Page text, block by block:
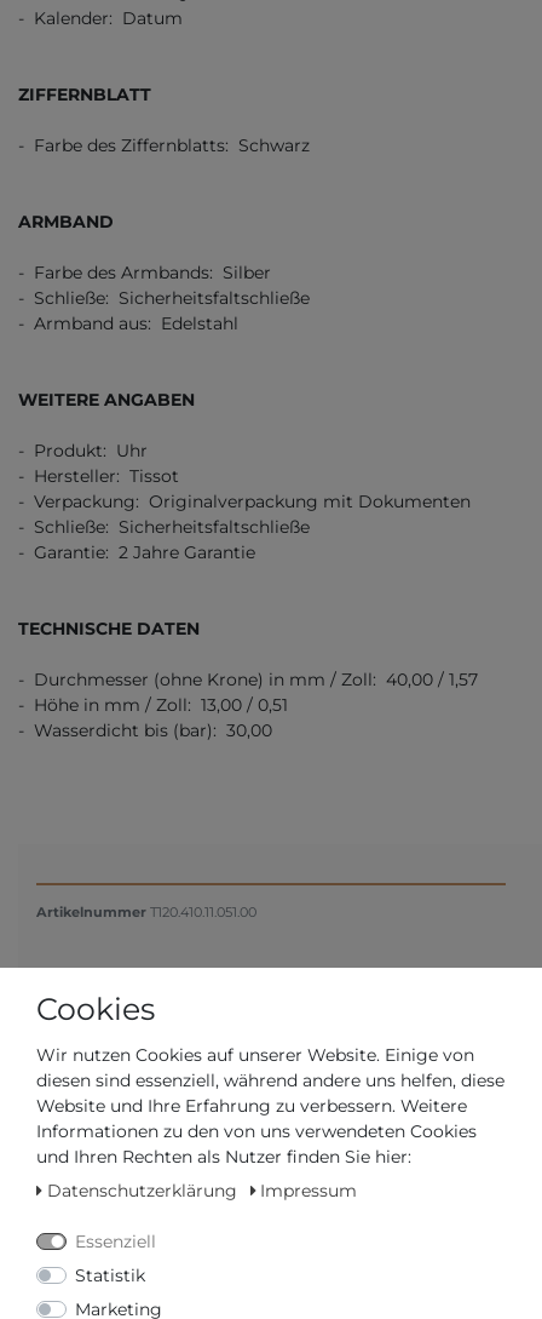
- Kalender: Datum
ZIFFERNBLATT
- Farbe des Ziffernblatts: Schwarz
ARMBAND
- Farbe des Armbands: Silber
- Schließe: Sicherheitsfaltschließe
- Armband aus: Edelstahl
WEITERE ANGABEN
- Produkt: Uhr
- Hersteller: Tissot
- Verpackung: Originalverpackung mit Dokumenten
- Schließe: Sicherheitsfaltschließe
- Garantie: 2 Jahre Garantie
TECHNISCHE DATEN
- Durchmesser (ohne Krone) in mm / Zoll: 40,00 / 1,57
- Höhe in mm / Zoll: 13,00 / 0,51
- Wasserdicht bis (bar): 30,00
Artikelnummer T120.410.11.051.00
495,00 €
Versandfertig in 2-3 Werktagen
Cookies
Wir nutzen Cookies auf unserer Website. Einige von
diesen sind essenziell, während andere uns helfen, diese
Website und Ihre Erfahrung zu verbessern. Weitere
Informationen zu den von uns verwendeten Cookies
und Ihren Rechten als Nutzer finden Sie hier:
Datenschutzerklärung
Impressum
Essenziell
Statistik
Marketing